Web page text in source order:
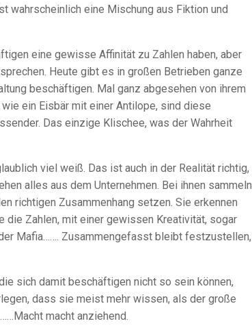
wahrscheinlich eine Mischung aus Fiktion und
eine gewisse Affinität zu Zahlen haben, aber
Heute gibt es in großen Betrieben ganze
beschäftigen. Mal ganz abgesehen von ihrem
ein Eisbär mit einer Antilope, sind diese
Das einzige Klischee, was der Wahrheit
viel weiß. Das ist auch in der Realität richtig,
alles aus dem Unternehmen. Bei ihnen sammeln
richtigen Zusammenhang setzen. Sie erkennen
die Zahlen, mit einer gewissen Kreativität, sogar
Mafia……. Zusammengefasst bleibt festzustellen,
sich damit beschäftigen nicht so sein können,
dass sie meist mehr wissen, als der große
macht anziehend.